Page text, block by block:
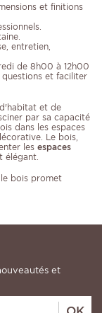
et finitions
entretien,
de 8h00 à 12h00
et faciliter
et de
par sa capacité
dans les espaces
Le bois,
les espaces
élégant.
bois promet
et